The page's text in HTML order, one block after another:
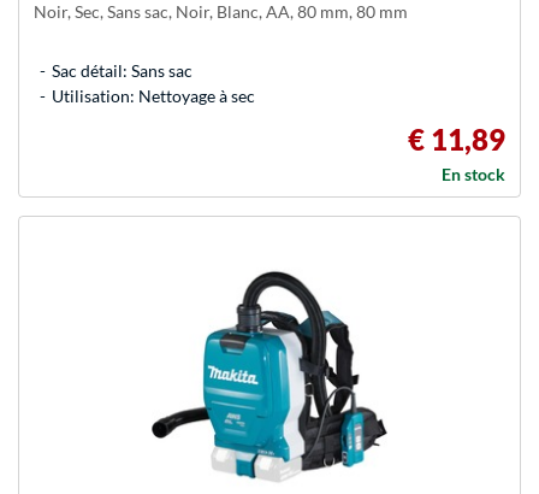
Noir, Sec, Sans sac, Noir, Blanc, AA, 80 mm, 80 mm
Sac détail: Sans sac
Utilisation: Nettoyage à sec
€ 11,89
En stock